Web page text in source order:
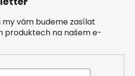
vám budeme zasílat
produktech na našem e-